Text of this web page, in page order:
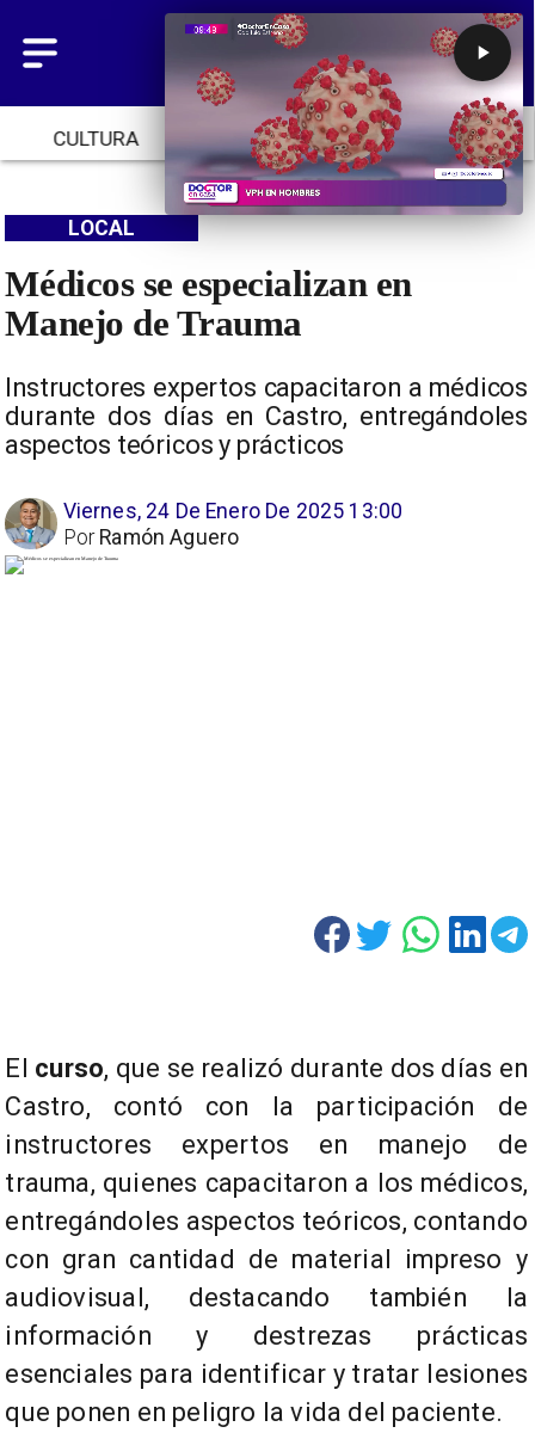
CULTURA TENDENCIAS INICIO
Médicos se especializan en
Manejo de Trauma
Instructores expertos capacitaron a médicos
durante dos días en Castro, entregándoles
aspectos teóricos y prácticos
LOCAL
Viernes, 24 De Enero De 2025 13:00
Ramón Aguero
Por
El curso, que se realizó durante dos días en
Castro, contó con la participación de
instructores expertos en manejo de
trauma, quienes capacitaron a los médicos,
entregándoles aspectos teóricos, contando
con gran cantidad de material impreso y
audiovisual, destacando también la
información y destrezas prácticas
esenciales para identificar y tratar lesiones
que ponen en peligro la vida del paciente.